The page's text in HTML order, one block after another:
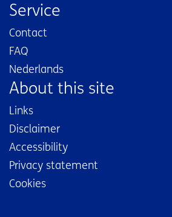
Service
Contact
FAQ
Nederlands
About this site
Links
Disclaimer
Accessibility
Privacy statement
Cookies